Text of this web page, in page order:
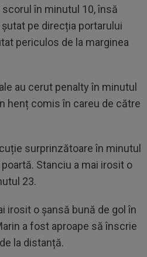
în minutul 10, însă
șutat pe direcția portarului
periculos de la marginea
au cerut penalty în minutul
henț comis în careu de către
surprinzătoare în minutul
Stanciu a mai irosit o
23.
irosit o șansă bună de gol în
a fost aproape să înscrie
la distanță.